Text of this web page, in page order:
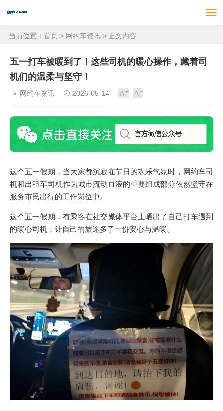
当前位置： 首页 > 网约车资讯 > 正文内容
五一打车被暖到了！这些司机的暖心操作，藏着司
机们的温柔与坚守！
网约车资讯 2026-05-14
这个五一假期，当大家都沉寂在节日的欢乐气氛时，网约车司
机和出租车司机作为城市流动血液的重要组成部分依然坚守在
服务市民出行的工作岗位中。
这个五一假期，有乘客在社交媒体平台上晒出了自己打车遇到
的暖心司机，让自己的旅途多了一份安心与温暖。